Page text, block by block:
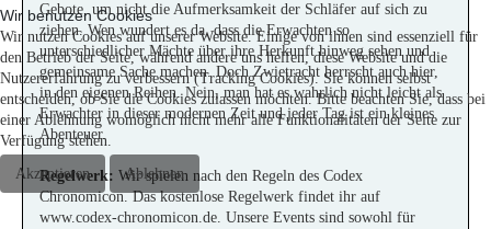
Gebote, um nicht die Aufmerksamkeit der Schläfer auf sich zu
ziehen. Wen wundert es da, dass die Erwachten so
unterschiedlicher Mächte über ihre Herkunft hinweg sehen und
gemeinsame Sache machen.Doch Zwietracht herrscht auch hier,
in den eigenen Reihen. Nein, man hat es wahrlich nicht leicht als
Erwachter in dieser modernen Zeit und jeder Tag ist ein kleines
Abenteuer.
Regelwerk: Wir spielen nach den Regeln des Codex
Chronomicon. Das kostenlose Regelwerk findet ihr auf
www.codex-chronomicon.de. Unsere Events sind sowohl für
Wir benutzen Cookies
Wir nutzen Cookies auf unserer Website. Einige von ihnen sind essenziell für
den Betrieb der Seite, während andere uns helfen, diese Website und die
Nutzererfahrung zu verbessern (Tracking Cookies). Sie können selbst
entscheiden, ob Sie die Cookies zulassen möchten. Bitte beachten Sie, dass bei
einer Ablehnung womöglich nicht mehr alle Funktionalitäten der Seite zur
Verfügung stehen.
Akzeptieren
Ablehnen